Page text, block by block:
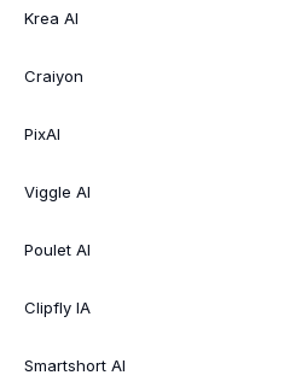
Krea AI
Craiyon
PixAI
Viggle AI
Poulet AI
Clipfly IA
Smartshort AI